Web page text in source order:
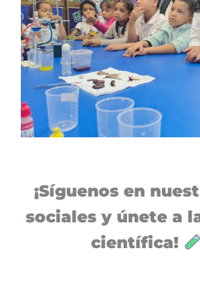
¡Síguenos en
sociales y únete a
científica!